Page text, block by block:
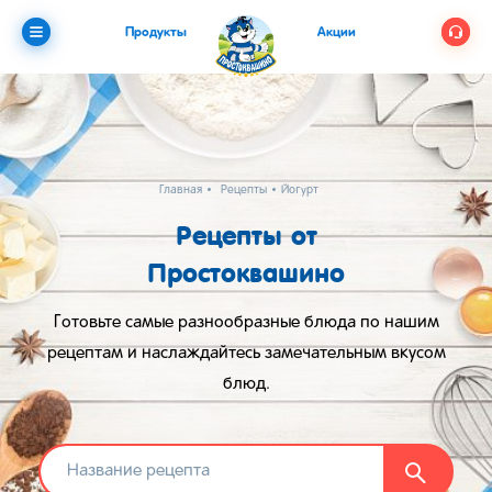
Продукты Акции
Главная Рецепты Йогурт
Рецепты от
Простоквашино
Готовьте самые разнообразные блюда по нашим
рецептам и наслаждайтесь замечательным вкусом
блюд.
Найти